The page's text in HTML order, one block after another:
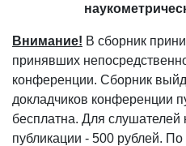
Внимание! В сборник
принявших
конференции. Сборник
докладчиков конференции
бесплатна. Для
публикации - 500 рублей.